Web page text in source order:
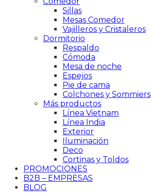
Sillas
Mesas Comedor
Vajilleros y Cristaleros
Dormitorio
Respaldo
Cómoda
Mesa de noche
Espejos
Pie de cama
Colchones y Sommiers
Más productos
Línea Vietnam
Línea India
Exterior
Iluminación
Deco
Cortinas y Toldos
PROMOCIONES
B2B – EMPRESAS
BLOG